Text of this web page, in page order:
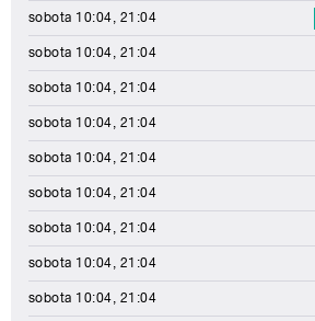
sobota 10:04, 21:04
sobota 10:04, 21:04
sobota 10:04, 21:04
sobota 10:04, 21:04
sobota 10:04, 21:04
sobota 10:04, 21:04
sobota 10:04, 21:04
sobota 10:04, 21:04
sobota 10:04, 21:04